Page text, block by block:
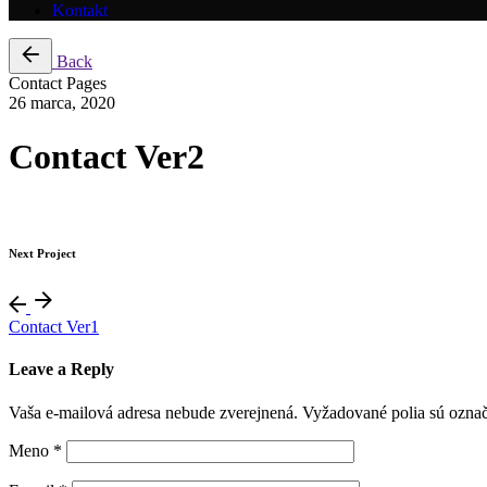
Kontakt
Back
Contact Pages
26 marca, 2020
Contact Ver2
Next Project
Contact Ver1
Leave a Reply
Vaša e-mailová adresa nebude zverejnená. Vyžadované polia sú
Meno *